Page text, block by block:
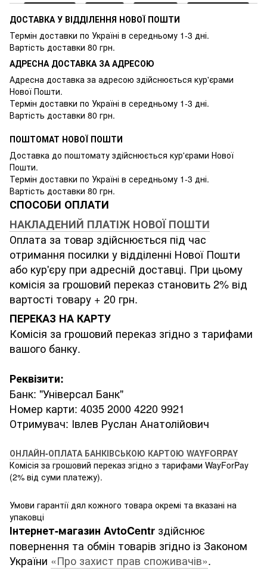
ДОСТАВКА У ВІДДІЛЕННЯ НОВОЇ ПОШТИ
Термін доставки по Україні в середньому 1-3 дні.
Вартість доставки 80 грн.
АДРЕСНА ДОСТАВКА ЗА АДРЕСОЮ
Адресна доставка за адресою здійснюється кур'єрами
Нової Пошти.
Термін доставки по Україні в середньому 1-3 дні.
Вартість доставки 80 грн.
ПОШТОМАТ НОВОЇ ПОШТИ
Доставка до поштомату здійснюється кур'єрами Нової
Пошти.
Термін доставки по Україні в середньому 1-3 дні.
Вартість доставки 80 грн.
СПОСОБИ ОПЛАТИ
НАКЛАДЕНИЙ ПЛАТІЖ НОВОЇ ПОШТИ
Оплата за товар здійснюється під час
отримання посилки у відділенні Нової Пошти
або кур'єру при адресній доставці. При цьому
комісія за грошовий переказ становить 2% від
вартості товару + 20 грн.
ПЕРЕКАЗ НА КАРТУ
Комісія за грошовий переказ згідно з тарифами
вашого банку.
Реквізити:
Банк: "Універсал Банк"
Номер карти: 4035 2000 4220 9921
Отримувач: Івлев Руслан Анатолійович
ОНЛАЙН-ОПЛАТА БАНКІВСЬКОЮ КАРТОЮ WAYFORPAY
Комісія за грошовий переказ згідно з тарифами WayForPay
(2% від суми платежу).
Умови гарантії дял кожного товара окремі та вказані на
упаковці
Інтернет-магазин AvtoCentr здійснює
повернення та обмін товарів згідно із Законом
України «Про захист прав споживачів».